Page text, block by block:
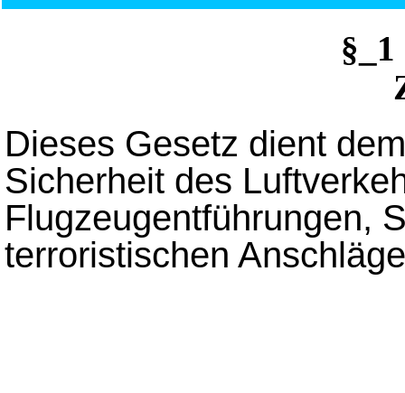
Dieses Gesetz dient
Sicherheit des
Flugzeugentführungen,
terroristischen